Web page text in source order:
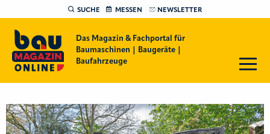
SUCHE MESSEN NEWSLETTER
Das Magazin & Fachportal für
Baumaschinen | Baugeräte |
Baufahrzeuge